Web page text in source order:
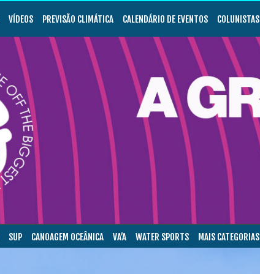
VÍDEOS PREVISÃO CLIMÁTICA CALENDÁRIO DE EVENTOS COLUNISTAS
SUP CANOAGEM OCEÂNICA VA’A WATER SPORTS MAIS CATEGORIAS